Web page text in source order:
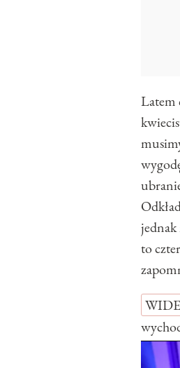
Latem
jednak
to